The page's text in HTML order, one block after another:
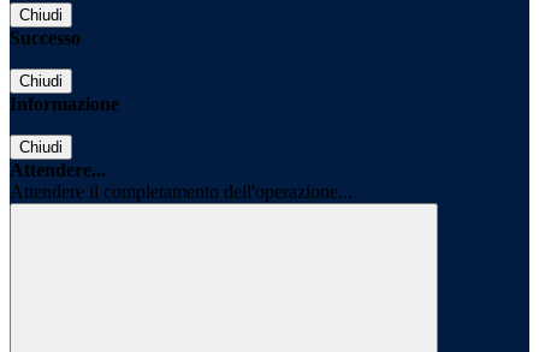
Chiudi
Successo
Chiudi
Informazione
Chiudi
Attendere...
Attendere il completamento dell'operazione...